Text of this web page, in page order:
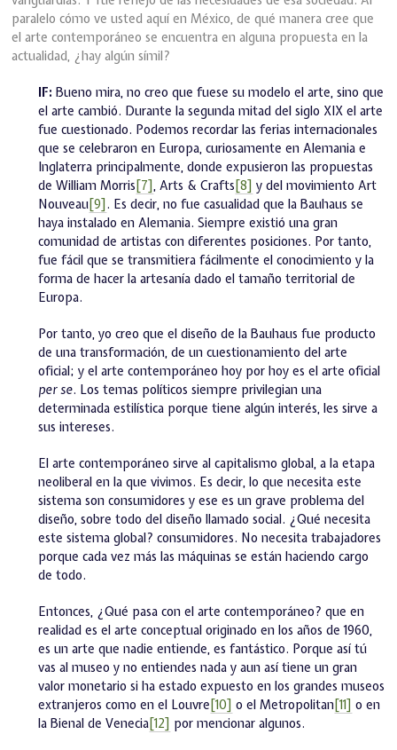
paralelo cómo ve usted aquí en México, de qué manera cree que
el arte contemporáneo se encuentra en alguna propuesta en la
actualidad, ¿hay algún símil?
IF: Bueno mira, no creo que fuese su modelo el arte, sino que
el arte cambió. Durante la segunda mitad del siglo XIX el arte
fue cuestionado. Podemos recordar las ferias internacionales
que se celebraron en Europa, curiosamente en Alemania e
Inglaterra principalmente, donde expusieron las propuestas
de William Morris [7], Arts & Crafts [8] y del movimiento Art
Nouveau[9] . Es decir, no fue casualidad que la Bauhaus se
haya instalado en Alemania. Siempre existió una gran
comunidad de artistas con diferentes posiciones. Por tanto,
fue fácil que se transmitiera fácilmente el conocimiento y la
forma de hacer la artesanía dado el tamaño territorial de
Europa.
Por tanto, yo creo que el diseño de la Bauhaus fue producto
de una transformación, de un cuestionamiento del arte
oficial; y el arte contemporáneo hoy por hoy es el arte oficial
per se. Los temas políticos siempre privilegian una
determinada estilística porque tiene algún interés, les sirve a
sus intereses.
El arte contemporáneo sirve al capitalismo global, a la etapa
neoliberal en la que vivimos. Es decir, lo que necesita este
sistema son consumidores y ese es un grave problema del
diseño, sobre todo del diseño llamado social. ¿Qué necesita
este sistema global? consumidores. No necesita trabajadores
porque cada vez más las máquinas se están haciendo cargo
de todo.
Entonces, ¿Qué pasa con el arte contemporáneo? que en
realidad es el arte conceptual originado en los años de 1960,
es un arte que nadie entiende, es fantástico. Porque así tú
vas al museo y no entiendes nada y aun así tiene un gran
valor monetario si ha estado expuesto en los grandes museos
extranjeros como en el Louvre [10] o el Metropolitan [11] o en
la Bienal de Venecia[12] por mencionar algunos.